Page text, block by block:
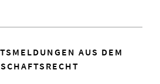
AUS DEM